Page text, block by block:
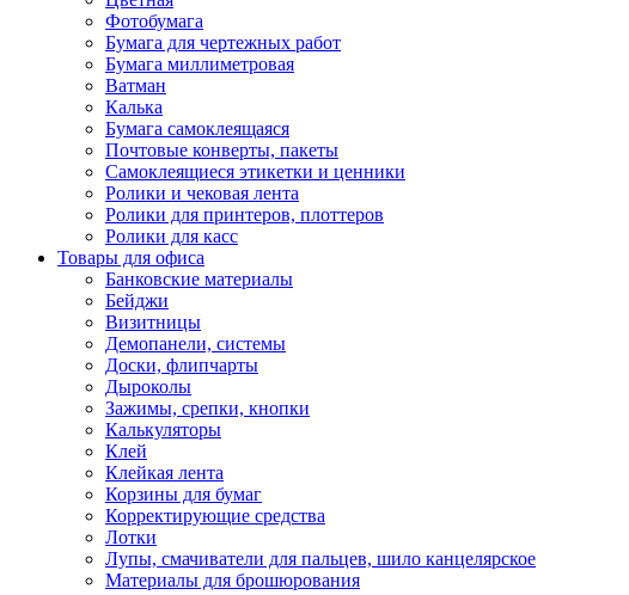
Фотобумага
Бумага для чертежных работ
Бумага миллиметровая
Ватман
Калька
Бумага самоклеящаяся
Почтовые конверты, пакеты
Самоклеящиеся этикетки и ценники
Ролики и чековая лента
Ролики для принтеров, плоттеров
Ролики для касс
Товары для офиса
Банковские материалы
Бейджи
Визитницы
Демопанели, системы
Доски, флипчарты
Дыроколы
Зажимы, срепки, кнопки
Калькуляторы
Клей
Клейкая лента
Корзины для бумаг
Корректирующие средства
Лотки
Лупы, смачиватели для пальцев, шило канцелярское
Материалы для брошюрования